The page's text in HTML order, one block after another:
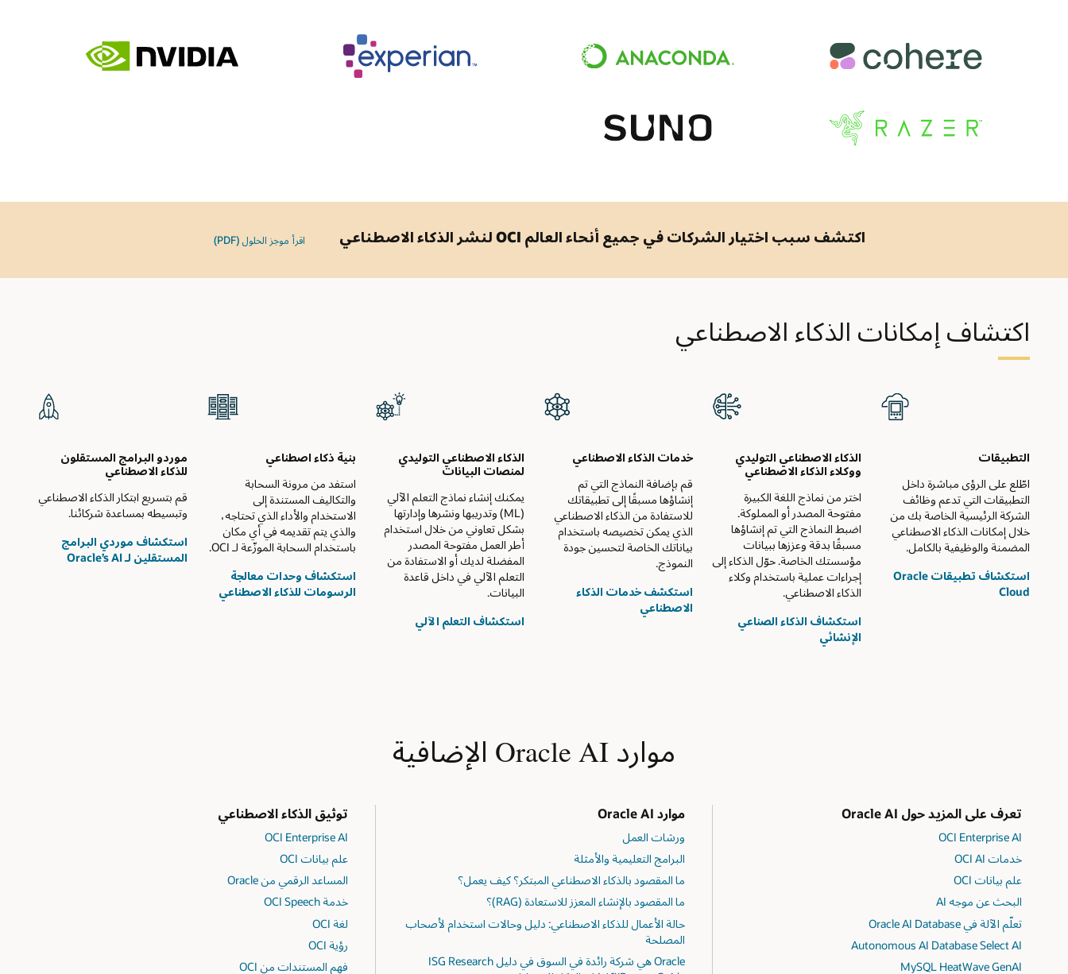
اكتشف سبب اختيار الشركات في جميع أنحاء العالم OCI لنشر الذكاء الاصطناعي اقرأ موجز الحلول (PDF)
اكتشاف إمكانات الذكاء الاصطناعي
التطبيقات
اطّلع على الرؤى مباشرة داخل
التطبيقات التي تدعم وظائف
الشركة الرئيسية الخاصة بك من
خلال إمكانات الذكاء الاصطناعي
المضمنة والوظيفية بالكامل.
استكشاف تطبيقات Oracle
Cloud
الذكاء الاصطناعي التوليدي
ووكلاء الذكاء الاصطناعي
اختر من نماذج اللغة الكبيرة
مفتوحة المصدر أو المملوكة.
اضبط النماذج التي تم إنشاؤها
مسبقًا بدقة وعززها ببيانات
مؤسستك الخاصة. حوّل الذكاء إلى
إجراءات عملية باستخدام وكلاء
الذكاء الاصطناعي.
استكشاف الذكاء الصناعي
الإنشائي
خدمات الذكاء الاصطناعي
قم بإضافة النماذج التي تم
إنشاؤها مسبقًا إلى تطبيقاتك
للاستفادة من الذكاء الاصطناعي
الذي يمكن تخصيصه باستخدام
بياناتك الخاصة لتحسين جودة
النموذج.
استكشف خدمات الذكاء
الاصطناعي
الذكاء الاصطناعي التوليدي
لمنصات البيانات
يمكنك إنشاء نماذج التعلم الآلي
(ML) وتدريبها ونشرها وإدارتها
بشكل تعاوني من خلال استخدام
أطر العمل مفتوحة المصدر
المفضلة لديك أو الاستفادة من
التعلم الآلي في داخل قاعدة
البيانات.
استكشاف التعلم الآلي
بنية ذكاء اصطناعي
استفد من مرونة السحابة
والتكاليف المستندة إلى
الاستخدام والأداء الذي تحتاجه،
والذي يتم تقديمه في أي مكان
باستخدام السحابة الموزّعة لـ OCI.
استكشاف وحدات معالجة
الرسومات للذكاء الاصطناعي
موردو البرامج المستقلون
للذكاء الاصطناعي
قم بتسريع ابتكار الذكاء الاصطناعي
وتبسيطه بمساعدة شركائنا.
استكشاف موردي البرامج
المستقلين لـ Oracle’s AI‏
موارد Oracle AI الإضافية
تعرف على المزيد حول Oracle AI
OCI Enterprise AI
خدمات OCI AI
علم بيانات OCI
البحث عن موجه AI
تعلّم الآلة في Oracle AI Database‏
Autonomous AI Database Select AI
MySQL HeatWave GenAI
موارد Oracle AI
ورشات العمل
البرامج التعليمية والأمثلة
ما المقصود بالذكاء الاصطناعي المبتكر؟ كيف يعمل؟
ما المقصود بالإنشاء المعزز للاستعادة (RAG)؟
حالة الأعمال للذكاء الاصطناعي: دليل وحالات استخدام لأصحاب
المصلحة
‏Oracle هي شركة رائدة في السوق في دليل ISG Research
توثيق الذكاء الاصطناعي
OCI Enterprise AI
علم بيانات OCI
المساعد الرقمي من Oracle
خدمة OCI Speech
لغة OCI
رؤية OCI
فهم المستندات من OCI